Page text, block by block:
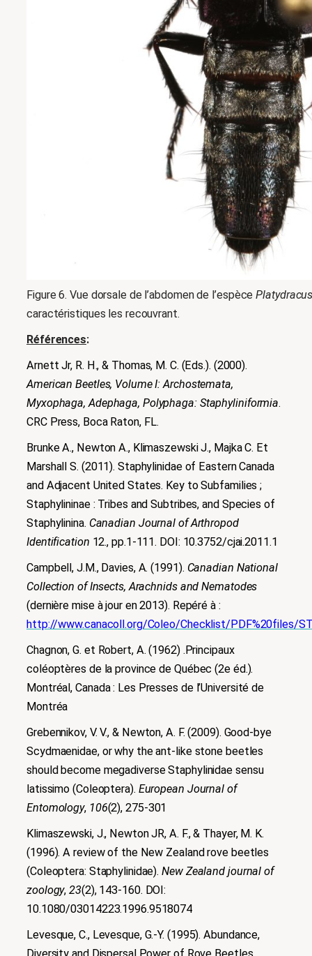
Figure 6. Vue dorsale de l’abdomen de l’espèce
caractéristiques les recouvrant.
Références:
Arnett Jr, R. H., & Thomas, M. C. (Eds.). (2000).
American Beetles, Volume I: Archostemata,
Myxophaga, Adephaga, Polyphaga: Staphyliniformia.
CRC Press, Boca Raton, FL.
Brunke A., Newton A., Klimaszewski J., Majka C. Et
Marshall S. (2011). Staphylinidae of Eastern Canada
and Adjacent United States. Key to Subfamilies ;
Staphylininae : Tribes and Subtribes, and Species of
Staphylinina. Canadian Journal of Arthropod
Identification 12., pp.1-111. DOI: 10.3752/cjai.2011.1
Campbell, J.M., Davies, A. (1991). Canadian National
Collection of Insects, Arachnids and Nematodes
(dernière mise à jour en 2013). Repéré à :
http://www.canacoll.org/Coleo/Checklist/PDF%20files/
Chagnon, G. et Robert, A. (1962) .Principaux
coléoptères de la province de Québec (2e éd.).
Montréal, Canada : Les Presses de l’Université de
Montréa
Grebennikov, V. V., & Newton, A. F. (2009). Good-bye
Scydmaenidae, or why the ant-like stone beetles
should become megadiverse Staphylinidae sensu
latissimo (Coleoptera). European Journal of
Entomology, 106(2), 275-301
Klimaszewski, J., Newton JR, A. F., & Thayer, M. K.
(1996). A review of the New Zealand rove beetles
(Coleoptera: Staphylinidae).New Zealand journal of
zoology,23(2), 143-160. DOI:
10.1080/03014223.1996.9518074
Levesque, C., Levesque, G.-Y. (1995). Abundance,